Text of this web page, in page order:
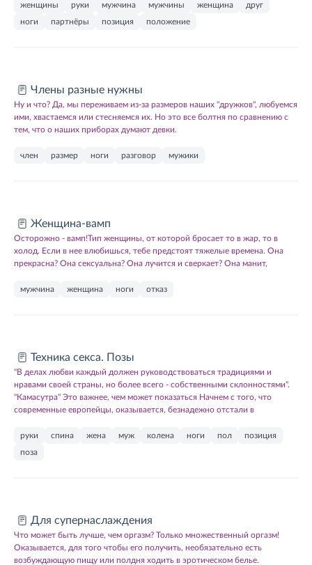
женщины руки мужчина мужчины женщина
друг
ноги
партнёры позиция положение
Члены разные нужны
Ну и что? Да, мы переживаем из-за размеров наших "дружков", любуемся
ими, хвастаемся или стесняемся их. Но это все болтня по сравнению с
тем, что о наших приборах думают девки.
член размер ноги разговор мужики
Женщина-вамп
Осторожно - вамп!Тип женщины, от которой бросает то в жар, то в
холод. Если в нее влюбишься, тебе предстоят тяжелые времена. Она
прекрасна? Она сексуальна? Она лучится и сверкает? Она манит,
мужчина женщина ноги отказ
Техника секса. Позы
"В делах любви каждый должен руководствоваться традициями и
нравами своей страны, но более всего - собственными склонностями".
"Камасутра" Это важнее, чем может показаться Начнем с того, что
современные европейцы, оказывается, безнадежно отстали в
руки спина жена муж колена ноги пол
позиция
поза
Для супернаслаждения
Что может быть лучше, чем оргазм? Только множественный оргазм!
Оказывается, для того чтобы его получить, необязательно есть
возбуждающую пищу или полдня ходить в эротическом белье.